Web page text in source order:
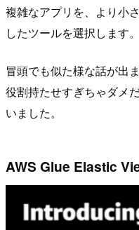
複雑なアプリを、より小
したツールを選択します。
冒頭でも似た様な話が出
役割持たせすぎちゃダメ
いました。
AWS Glue Elastic